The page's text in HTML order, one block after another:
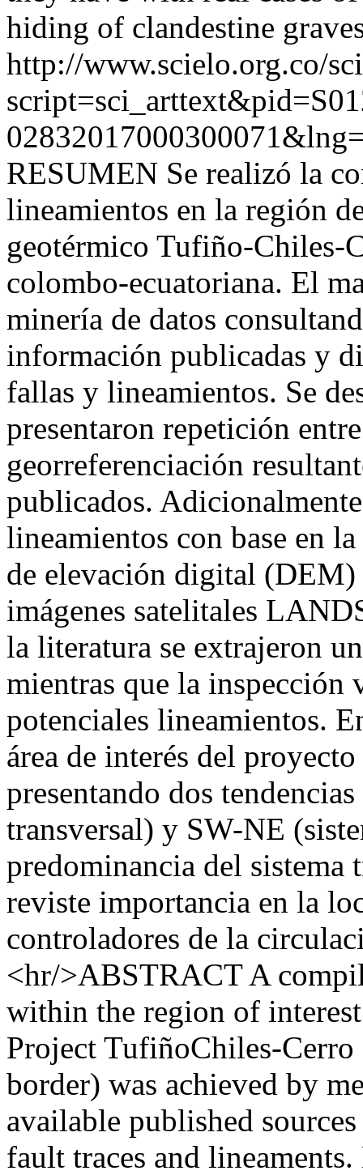
hiding of clandestine
http://www.scielo.org.co/
RESUMEN Se realizó la
lineamientos en la región
geotérmico Tufiño-Chiles-
colombo-ecuatoriana. El
minería de datos
información publicadas y
fallas y lineamientos. Se
presentaron repetición
georreferenciación
publicados.
lineamientos con base en
de elevación digital
imágenes satelitales
la literatura se extrajeron
mientras que la
potenciales lineamientos.
área de interés del
presentando dos
transversal) y SW-NE
predominancia del sistema
reviste importancia en la
controladores de la
<hr/>ABSTRACT A
within the region of
Project TufiñoChiles-
border) was achieved by
available published
fault traces and